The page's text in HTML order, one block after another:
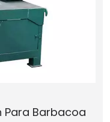
Para Barbacoa